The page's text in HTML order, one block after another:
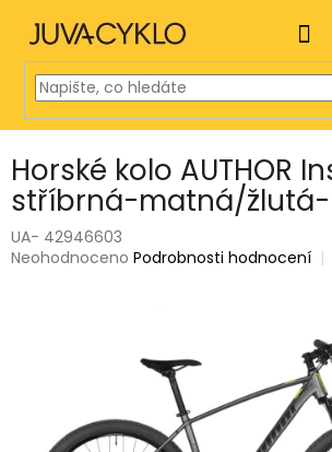
obsah
Horské kolo AUTHOR
stříbrná-matná/
UA- 42946603
Průměrné
Neohodnoceno Podrobnosti hodnocení